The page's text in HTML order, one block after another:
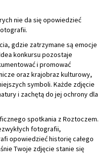
nie da się opowiedzieć
gdzie zatrzymane są emocje
konkursu pozostaje
i promować
oraz krajobraz kulturowy,
symboli. Każde zdjęcie
i zachętą do jej ochrony dla
spotkania z Roztoczem.
fotografii,
opowiedzieć historię całego
Twoje zdjęcie stanie się